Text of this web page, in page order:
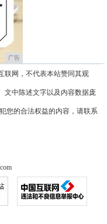
广告
联网，不代表本站赞同其观
文中陈述文字以及内容数据庞
您的合法权益的内容，请联系